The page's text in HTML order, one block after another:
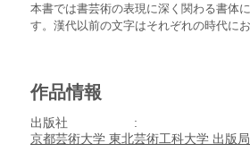
本書では書芸術の表現に深く関わる書体
す。漢代以前の文字はそれぞれの時代に
秋戦国時代における古文や、先秦の大篆
て自覚され始める漢代以降の書体の変遷
れます。本書に続いて、書芸術の表現と
た『-書画 美への招待- 書法2 書人とそ
作品情報
出版社
京都芸術大学 東北芸術工科大学 出版